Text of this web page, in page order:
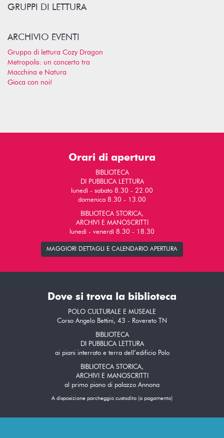
GRUPPI DI LETTURA
ARCHIVIO EVENTI
Gruppo di lettura Cozy Dragon
Metropolis: un concerto tra
Macchina e Natura
Gioca con noi!
Orari di apertura
BIBLIOTECA
DI PUBBLICA LETTURA
lunedì - sabato 8.30 - 22.00
domenica 8.30 - 13.00
BIBLIOTECA STORICA,
ARCHIVI E MANOSCRITTI
lunedì - venerdì 8.30 - 18.30
MAGGIORI DETTAGLI E CALENDARIO APERTURA
Dove si trova la biblioteca
POLO CULTURALE E MUSEALE
Corso Angelo Bettini, 43 - Rovereto TN
BIBLIOTECA
DI PUBBLICA LETTURA
ai piani interrato e terra dell’edificio Polo
BIBLIOTECA STORICA,
ARCHIVI E MANOSCRITTI
al primo piano di palazzo Annona
A disposizione parcheggio custodito (a pagamento)